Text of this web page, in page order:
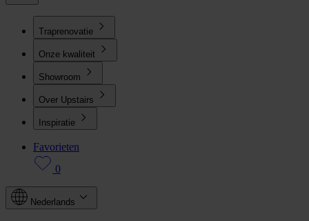
Traprenovatie
Onze kwaliteit
Showroom
Over Upstairs
Inspiratie
Favorieten
0
Nederlands